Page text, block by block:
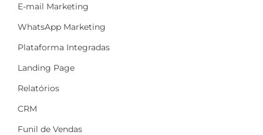
E-mail Marketing
WhatsApp Marketing
Plataforma Integradas
Landing Page
Relatórios
CRM
Funil de Vendas